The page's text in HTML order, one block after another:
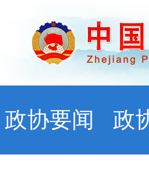
政协要闻 政